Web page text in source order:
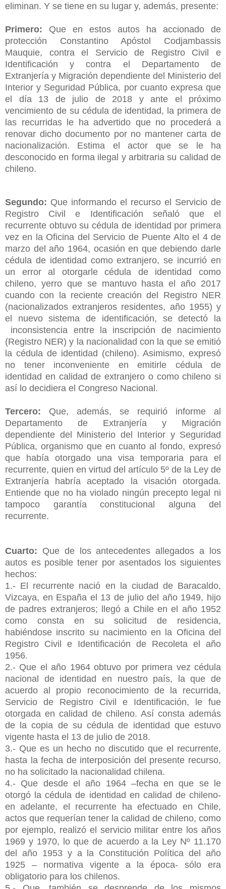
eliminan. Y se tiene en su lugar y, además, presente:
Primero: Que en estos autos ha accionado de
protección Constantino Apóstol Codjambassis
Mauquie, contra el Servicio de Registro Civil e
Identificación y contra el Departamento de
Extranjería y Migración dependiente del Ministerio del
Interior y Seguridad Pública, por cuanto expresa que
el día 13 de julio de 2018 y ante el próximo
vencimiento de su cédula de identidad, la primera de
las recurridas le ha advertido que no procederá a
renovar dicho documento por no mantener carta de
nacionalización. Estima el actor que se le ha
desconocido en forma ilegal y arbitraria su calidad de
chileno.
Segundo: Que informando el recurso el Servicio de
Registro Civil e Identificación señaló que el
recurrente obtuvo su cédula de identidad por primera
vez en la Oficina del Servicio de Puente Alto el 4 de
marzo del año 1964, ocasión en que debiendo darle
cédula de identidad como extranjero, se incurrió en
un error al otorgarle cédula de identidad como
chileno, yerro que se mantuvo hasta el año 2017
cuando con la reciente creación del Registro NER
(nacionalizados extranjeros residentes, año 1955) y
el nuevo sistema de identificación, se detectó la
inconsistencia entre la inscripción de nacimiento
(Registro NER) y la nacionalidad con la que se emitió
la cédula de identidad (chileno). Asimismo, expresó
no tener inconveniente en emitirle cédula de
identidad en calidad de extranjero o como chileno si
así lo decidiera el Congreso Nacional.
Tercero: Que, además, se requirió informe al
Departamento de Extranjería y Migración
dependiente del Ministerio del Interior y Seguridad
Pública, organismo que en cuanto al fondo, expresó
que había otorgado una visa temporaria para el
recurrente, quien en virtud del artículo 5º de la Ley de
Extranjería habría aceptado la visación otorgada.
Entiende que no ha violado ningún precepto legal ni
tampoco garantía constitucional alguna del
recurrente.
Cuarto: Que de los antecedentes allegados a los
autos es posible tener por asentados los siguientes
hechos:
1.- El recurrente nació en la ciudad de Baracaldo,
Vizcaya, en España el 13 de julio del año 1949, hijo
de padres extranjeros; llegó a Chile en el año 1952
como consta en su solicitud de residencia,
habiéndose inscrito su nacimiento en la Oficina del
Registro Civil e Identificación de Recoleta el año
1956.
2.- Que el año 1964 obtuvo por primera vez cédula
nacional de identidad en nuestro país, la que de
acuerdo al propio reconocimiento de la recurrida,
Servicio de Registro Civil e Identificación, le fue
otorgada en calidad de chileno. Así consta además
de la copia de su cédula de identidad que estuvo
vigente hasta el 13 de julio de 2018.
3.- Que es un hecho no discutido que el recurrente,
hasta la fecha de interposición del presente recurso,
no ha solicitado la nacionalidad chilena.
4.- Que desde el año 1964 –fecha en que se le
otorgó la cédula de identidad en calidad de chileno-
en adelante, el recurrente ha efectuado en Chile,
actos que requerían tener la calidad de chileno, como
por ejemplo, realizó el servicio militar entre los años
1969 y 1970, lo que de acuerdo a la Ley Nº 11.170
del año 1953 y a la Constitución Política del año
1925 – normativa vigente a la época- sólo era
obligatorio para los chilenos.